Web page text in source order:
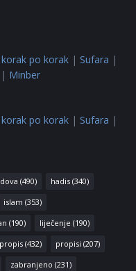
po korak | Sufara |
| Minber
po korak | Sufara |
dova (490) hadis (340)
islam (353)
(190) liječenje (190)
propis (432) propisi (207)
zabranjeno (231)